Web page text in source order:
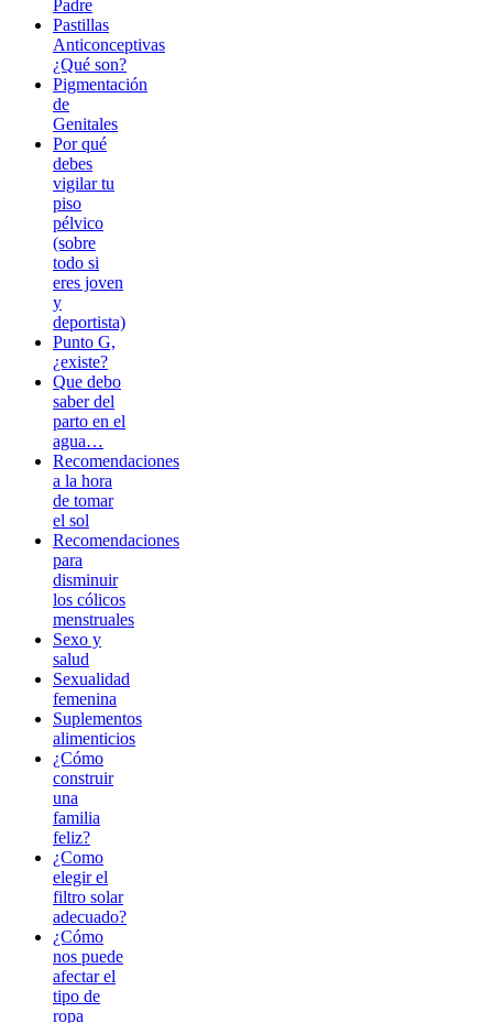
Padre
Pastillas
Anticonceptivas
¿Qué son?
Pigmentación
de
Genitales
Por qué
debes
vigilar tu
piso
pélvico
(sobre
todo si
eres joven
y
deportista)
Punto G,
¿existe?
Que debo
saber del
parto en el
agua…
Recomendaciones
a la hora
de tomar
el sol
Recomendaciones
para
disminuir
los cólicos
menstruales
Sexo y
salud
Sexualidad
femenina
Suplementos
alimenticios
¿Cómo
construir
una
familia
feliz?
¿Como
elegir el
filtro solar
adecuado?
¿Cómo
nos puede
afectar el
tipo de
ropa